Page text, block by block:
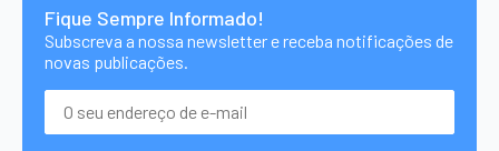
Fique Sempre Informado!
Subscreva a nossa newsletter e receba notificações de
novas publicações.